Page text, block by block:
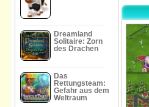
Dreamland
Solitaire: Zorn
des Drachen
Das
Rettungsteam:
Gefahr aus dem
Weltraum